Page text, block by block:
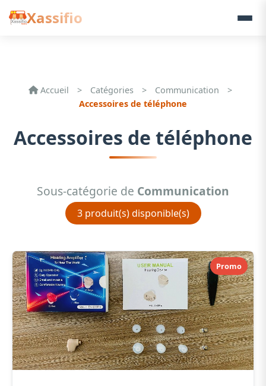
Xassifio
Accueil > Catégories > Communication
>
Accessoires de téléphone
Accessoires de téléphone
Sous-catégorie de Communication
3 produit(s) disponible(s)
Promo